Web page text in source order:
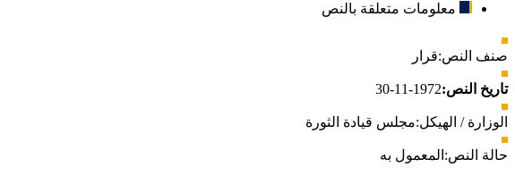
معلومات متعلقة بالنص
صنف النص:قرار
تاريخ النص:1972-11-30
الوزارة / الهيكل:مجلس قيادة الثورة
حالة النص: المعمول به